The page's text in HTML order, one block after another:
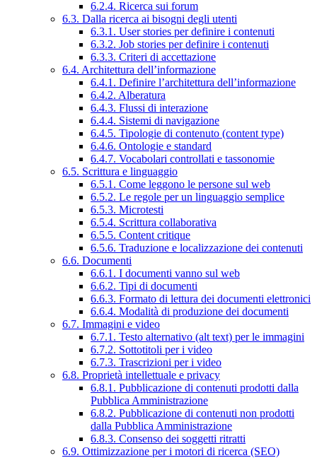
6.2.4. Ricerca sui forum
6.3. Dalla ricerca ai bisogni degli utenti
6.3.1. User stories per definire i contenuti
6.3.2. Job stories per definire i contenuti
6.3.3. Criteri di accettazione
6.4. Architettura dell’informazione
6.4.1. Definire l’architettura dell’informazione
6.4.2. Alberatura
6.4.3. Flussi di interazione
6.4.4. Sistemi di navigazione
6.4.5. Tipologie di contenuto (content type)
6.4.6. Ontologie e standard
6.4.7. Vocabolari controllati e tassonomie
6.5. Scrittura e linguaggio
6.5.1. Come leggono le persone sul web
6.5.2. Le regole per un linguaggio semplice
6.5.3. Microtesti
6.5.4. Scrittura collaborativa
6.5.5. Content critique
6.5.6. Traduzione e localizzazione dei contenuti
6.6. Documenti
6.6.1. I documenti vanno sul web
6.6.2. Tipi di documenti
6.6.3. Formato di lettura dei documenti elettronici
6.6.4. Modalità di produzione dei documenti
6.7. Immagini e video
6.7.1. Testo alternativo (alt text) per le immagini
6.7.2. Sottotitoli per i video
6.7.3. Trascrizioni per i video
6.8. Proprietà intellettuale e privacy
6.8.1. Pubblicazione di contenuti prodotti dalla
Pubblica Amministrazione
6.8.2. Pubblicazione di contenuti non prodotti
dalla Pubblica Amministrazione
6.8.3. Consenso dei soggetti ritratti
6.9. Ottimizzazione per i motori di ricerca (SEO)